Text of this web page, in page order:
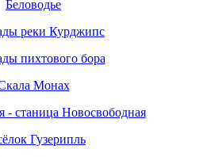
Беловодье
реки Курджипс
пихтового бора
Монах
- станица Новосвободная
Гузерипль